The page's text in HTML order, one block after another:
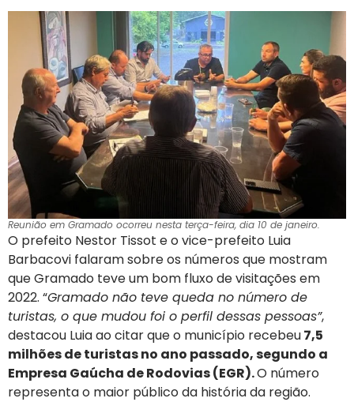
Reunião em Gramado ocorreu nesta terça-feira, dia 10 de janeiro.
O prefeito Nestor Tissot e o vice-prefeito Luia
Barbacovi falaram sobre os números que mostram
que Gramado teve um bom fluxo de visitações em
2022. “Gramado não teve queda no número de
turistas, o que mudou foi o perfil dessas pessoas”,
destacou Luia ao citar que o município recebeu7,5
milhões de turistas no ano passado, segundo a
Empresa Gaúcha de Rodovias (EGR).O número
representa o maior público da história da região.